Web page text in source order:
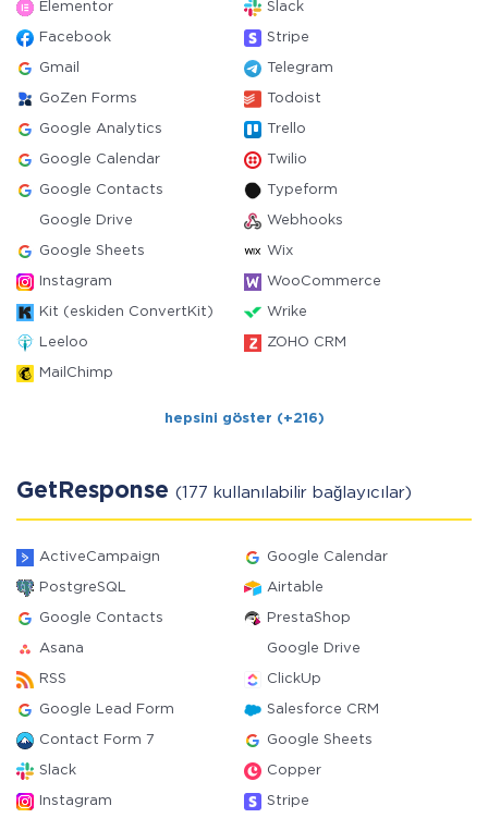
Elementor Slack
Facebook Stripe
Gmail Telegram
GoZen Forms Todoist
Google Analytics Trello
Google Calendar Twilio
Google Contacts Typeform
Google Drive Webhooks
Google Sheets Wix
Instagram WooCommerce
Kit (eskiden ConvertKit) Wrike
Leeloo ZOHO CRM
MailChimp
hepsini göster (+216)
GetResponse (177 kullanılabilir bağlayıcılar)
ActiveCampaign Google Calendar
PostgreSQL Airtable
Google Contacts PrestaShop
Asana Google Drive
RSS ClickUp
Google Lead Form Salesforce CRM
Contact Form 7 Google Sheets
Slack Copper
Instagram Stripe